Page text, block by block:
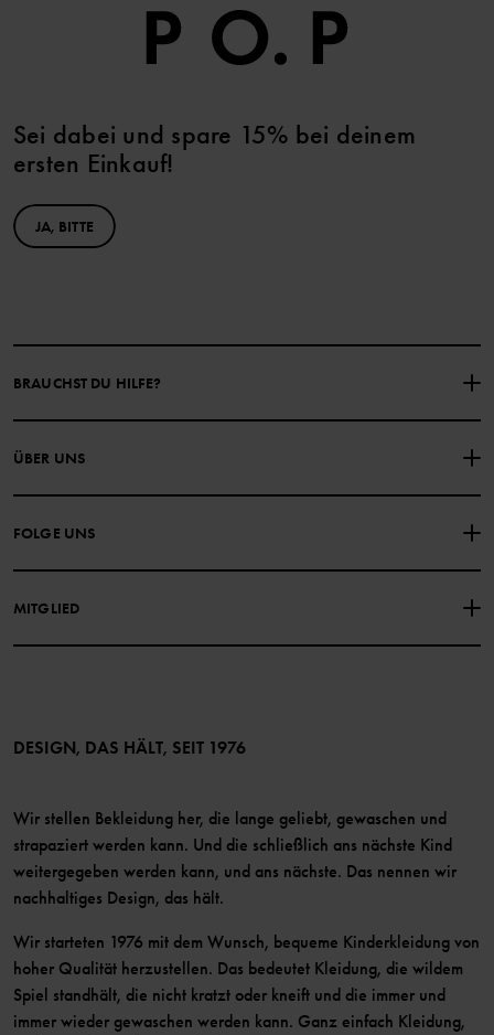
Sei dabei und spare 15% bei deinem
ersten Einkauf!
JA, BITTE
BRAUCHST DU HILFE?
NIMM KONTAKT ZU UNS AUF
HÄUFIG GESTELLTE FRAGEN EINKAUFSBEDINGUNGEN
DATENSCHUTZRICHTLINIE
ÜBER UNS
FOLGE UNS
MITGLIED
Mitglied werden
DESIGN, DAS HÄLT, SEIT 1976
Wir stellen Bekleidung her, die lange geliebt, gewaschen und
strapaziert werden kann. Und die schließlich ans nächste Kind
weitergegeben werden kann, und ans nächste. Das nennen wir
nachhaltiges Design, das hält.
Wir starteten 1976 mit dem Wunsch, bequeme Kinderkleidung von
hoher Qualität herzustellen. Das bedeutet Kleidung, die wildem
Spiel standhält, die nicht kratzt oder kneift und die immer und
immer wieder gewaschen werden kann. Ganz einfach Kleidung,